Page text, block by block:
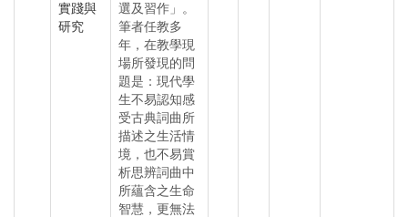
實踐與
研究
選及習作」。
筆者任教多
年，在教學現
場所發現的問
題是：現代學
生不易認知感
受古典詞曲所
描述之生活情
境，也不易賞
析思辨詞曲中
所蘊含之生命
智慧，更無法